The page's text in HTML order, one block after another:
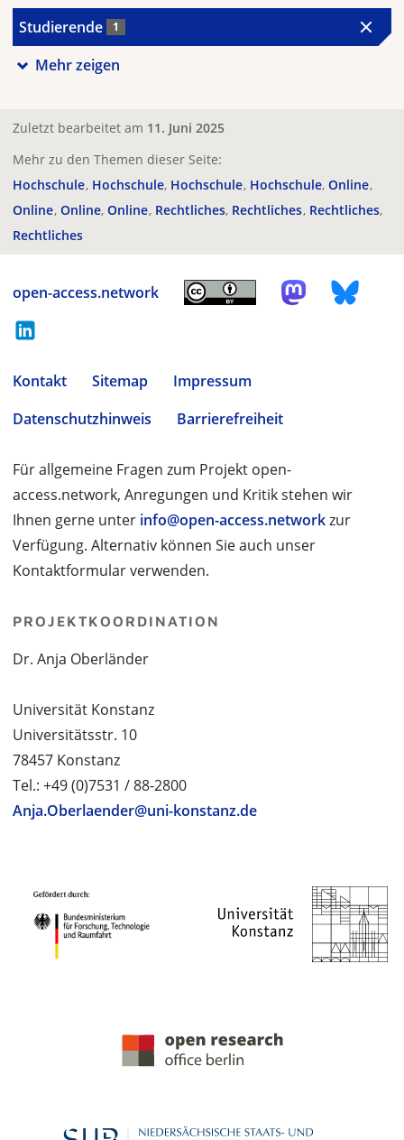
Studierende 1
Mehr zeigen
Zuletzt bearbeitet am 11. Juni 2025
Mehr zu den Themen dieser Seite:
Hochschule Hochschule Hochschule Hochschule Online
Online Online Online Rechtliches Rechtliches Rechtliches
Rechtliches
open-access.network
Kontakt Sitemap
Impressum
Datenschutzhinweis
Barrierefreiheit
Für allgemeine Fragen zum Projekt open-
access.network, Anregungen und Kritik stehen wir
Ihnen gerne unter info@open-access.networkzur
Verfügung. Alternativ können Sie auch unser
Kontaktformular verwenden.
PROJEKTKOORDINATION
Dr. Anja Oberländer
Universität Konstanz
Universitätsstr. 10
78457 Konstanz
Tel.: +49 (0)7531 / 88-2800
Anja.Oberlaender@uni-konstanz.de